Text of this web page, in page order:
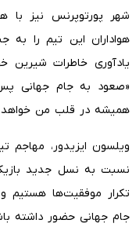
شهر پورتوپرنس نیز
هواداران این تیم را
یادآوری خاطرات
همیشه در قلب من خواهد
ویلسون ایزیدور، مهاجم
نسبت به نسل جدید
تکرار موفقیت‌ها هستیم
جام جهانی حضور داشته